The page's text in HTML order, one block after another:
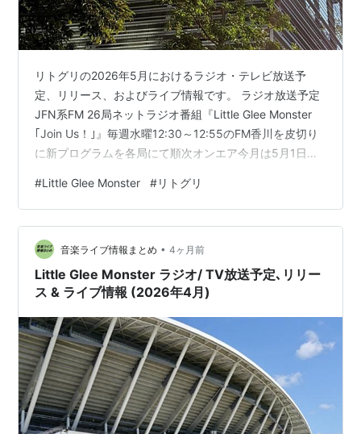
リトグリの2026年5月におけるラジオ・テレビ放送予
定、リリース、およびライブ情報です。 ラジオ放送予定
JFN系FM 26局ネットラジオ番組『Little Glee Monster
｢Join Us！｣』毎週水曜12:30～12:55のFM香川を皮切り
に新プログラムを各局にて順次オンエア今月は5月1日
ライブ放送フジテレビNEXT5月1日(金)19:00～
00:00『HY SKY Fes 2026』 ▸スカパー番組配信でフジテ
レビNEXTを視聴 ミュージックビデオ
WOWOW『WOWOW MUSIC BREAK #393』 5月2…
#Little Glee Monster #リトグリ
音楽ライブ情報まとめ • 4ヶ月前
Little Glee Monster ラジオ/ TV放送予定､リリー
ス & ライブ情報 (2026年4月)